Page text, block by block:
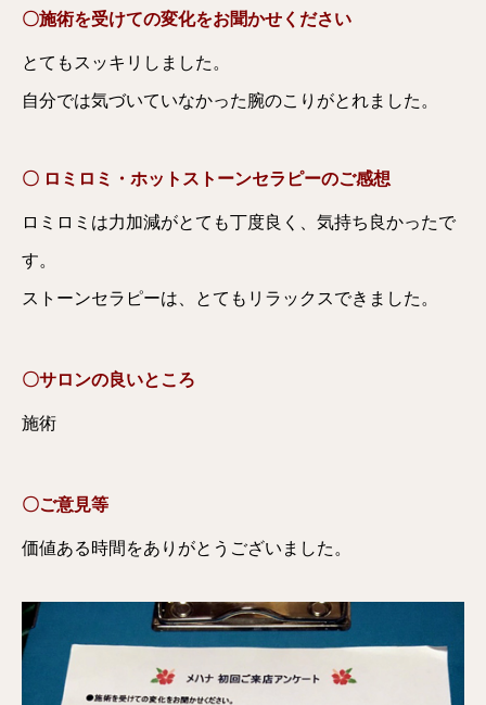
〇施術を受けての変化をお聞かせください
とてもスッキリしました。
自分では気づいていなかった腕のこりがとれました。
〇 ロミロミ・ホットストーンセラピーのご感想
ロミロミは力加減がとても丁度良く、気持ち良かったで
す。
ストーンセラピーは、とてもリラックスできました。
〇サロンの良いところ
施術
〇ご意見等
価値ある時間をありがとうございました。